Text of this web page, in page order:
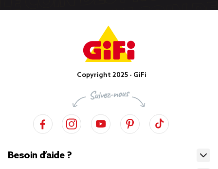
Copyright 2025 - GiFi
Besoin d’aide ?